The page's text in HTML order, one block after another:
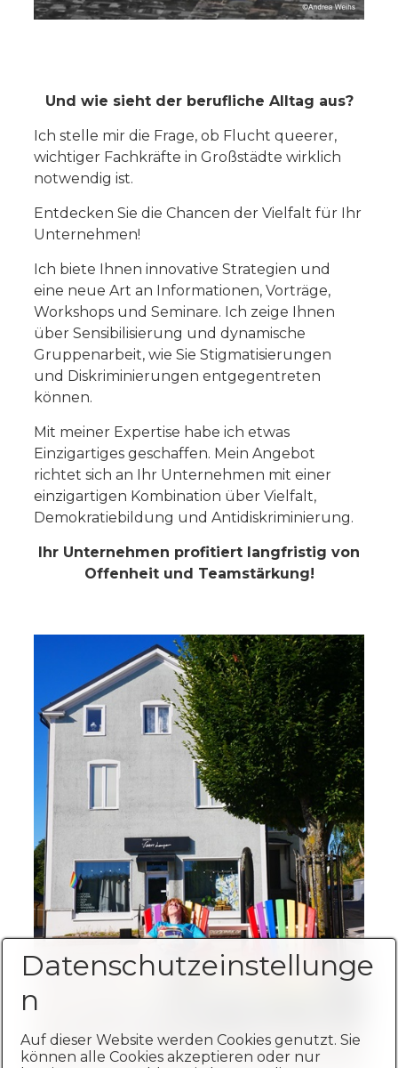
Und wie sieht der berufliche Alltag aus?
Ich stelle mir die Frage, ob Flucht queerer,
wichtiger Fachkräfte in Großstädte wirklich
notwendig ist.
Entdecken Sie die Chancen der Vielfalt für Ihr
Unternehmen!
Ich biete Ihnen innovative Strategien und
eine neue Art an Informationen, Vorträge,
Workshops und Seminare. Ich zeige Ihnen
über Sensibilisierung und dynamische
Gruppenarbeit, wie Sie Stigmatisierungen
und Diskriminierungen entgegentreten
können.
Mit meiner Expertise habe ich etwas
Einzigartiges geschaffen. Mein Angebot
richtet sich an Ihr Unternehmen mit einer
einzigartigen Kombination über Vielfalt,
Demokratiebildung und Antidiskriminierung.
Ihr Unternehmen profitiert langfristig von
Offenheit und Teamstärkung!
Datenschutzeinstellunge
n
Auf dieser Website werden Cookies genutzt. Sie
können alle Cookies akzeptieren oder nur